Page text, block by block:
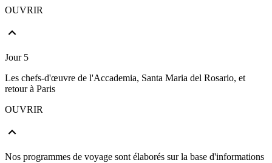
OUVRIR
Jour 5
Les chefs-d'œuvre de l'Accademia, Santa Maria del Rosario, et
retour à Paris
OUVRIR
Nos programmes de voyage sont élaborés sur la base d'informations